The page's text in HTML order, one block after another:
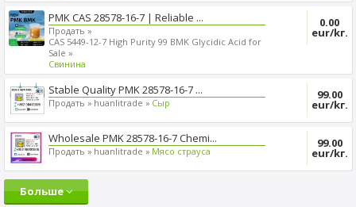
PMK CAS 28578-16-7 | Reliable ...
Продать »
CAS 5449-12-7 High Purity 99 BMK Glycidic Acid for
Sale »
Cвинина
0.00
eur/kг.
Stable Quality PMK 28578-16-7 ...
Продать » huanlitrade » Сыр
99.00
eur/kг.
Wholesale PMK 28578-16-7 Chemi...
Продать » huanlitrade » Mясо страуса
99.00
eur/kг.
Больше